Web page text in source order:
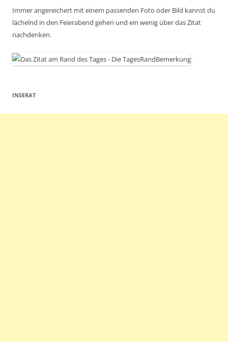
Immer angereichert mit einem passenden Foto oder Bild kannst du
lächelnd in den Feierabend gehen und ein wenig über das Zitat
nachdenken.
INSERAT